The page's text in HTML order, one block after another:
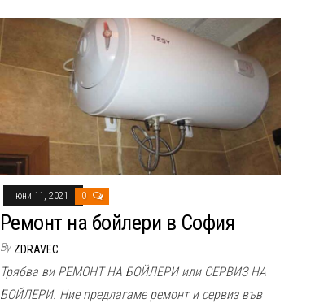
юни 11, 2021 0
Ремонт на бойлери в София
By ZDRAVEC
Трябва ви РЕМОНТ НА БОЙЛЕРИ или СЕРВИЗ НА
БОЙЛЕРИ. Ние предлагаме ремонт и сервиз във